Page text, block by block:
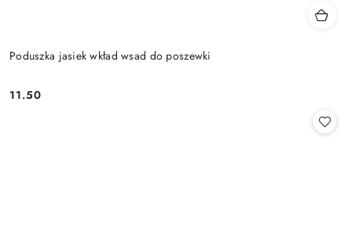
Poduszka jasiek wkład wsad do poszewki
Cena:
11.50